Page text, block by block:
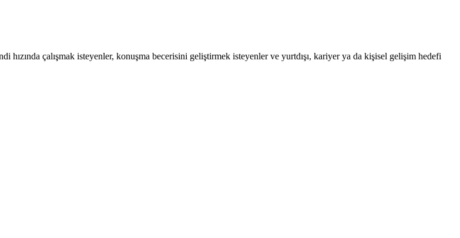
hızında çalışmak isteyenler, konuşma becerisini geliştirmek isteyenler ve yurtdışı, kariyer ya da kişisel gelişim hedefi